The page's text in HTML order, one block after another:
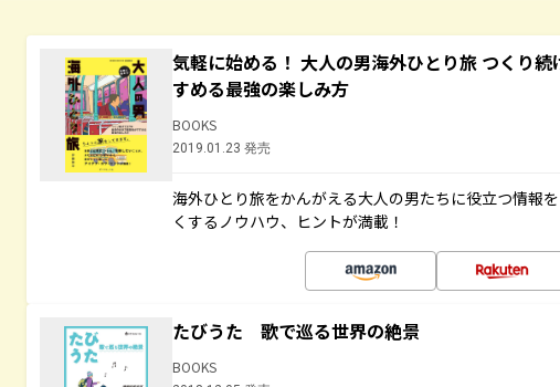
気軽に始める！ 大人の男海外ひとり旅 つくり
すめる最強の楽しみ方
BOOKS
2019.01.23 発売
海外ひとり旅をかんがえる大人の男たちに役立つ情報
くするノウハウ、ヒントが満載！
たびうた 歌で巡る世界の絶景
BOOKS